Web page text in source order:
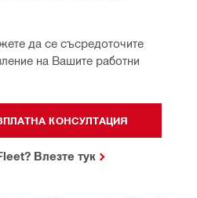
да се съсредоточите
на Вашите работни
КОНСУЛТАЦИЯ
Влезте тук